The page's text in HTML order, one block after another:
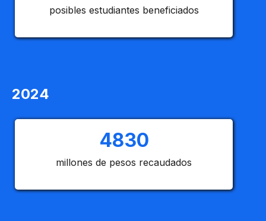
posibles estudiantes beneficiados
2024
4830
millones de pesos recaudados